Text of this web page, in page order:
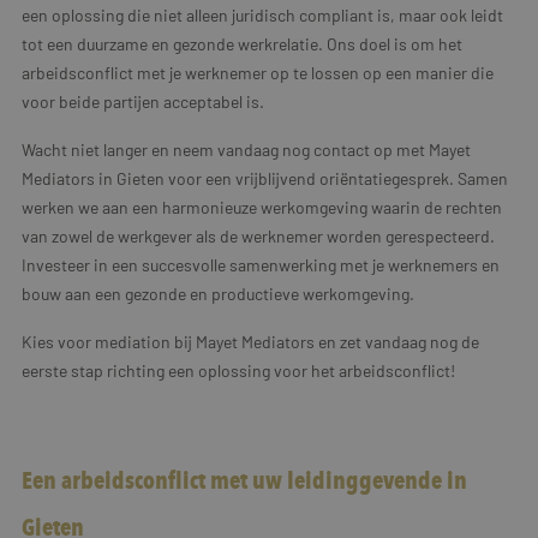
een oplossing die niet alleen juridisch compliant is, maar ook leidt
tot een duurzame en gezonde werkrelatie. Ons doel is om het
arbeidsconflict met je werknemer op te lossen op een manier die
voor beide partijen acceptabel is.
Wacht niet langer en neem vandaag nog contact op met Mayet
Mediators in Gieten voor een vrijblijvend oriëntatiegesprek. Samen
werken we aan een harmonieuze werkomgeving waarin de rechten
van zowel de werkgever als de werknemer worden gerespecteerd.
Investeer in een succesvolle samenwerking met je werknemers en
bouw aan een gezonde en productieve werkomgeving.
Kies voor mediation bij Mayet Mediators en zet vandaag nog de
eerste stap richting een oplossing voor het arbeidsconflict!
Een arbeidsconflict met uw leidinggevende in
Gieten